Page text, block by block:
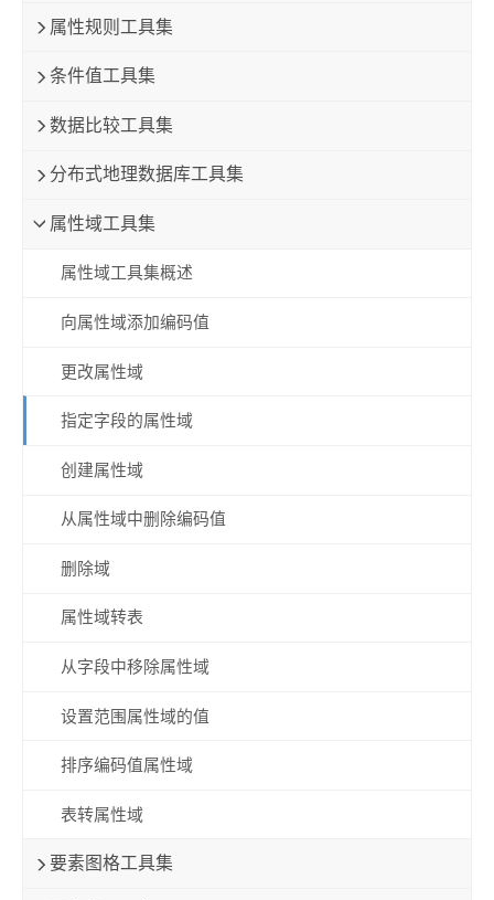
属性规则工具集
条件值工具集
数据比较工具集
分布式地理数据库工具集
属性域工具集
属性域工具集概述
向属性域添加编码值
更改属性域
指定字段的属性域
创建属性域
从属性域中删除编码值
删除域
属性域转表
从字段中移除属性域
设置范围属性域的值
排序编码值属性域
表转属性域
要素图格工具集